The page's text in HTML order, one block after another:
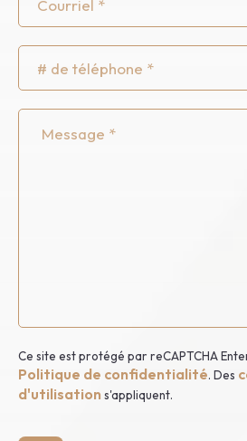
Téléphone
Message
Ce site est protégé par reCAPTCHA
Politique de confidentialité. Des
d'utilisation s'appliquent.